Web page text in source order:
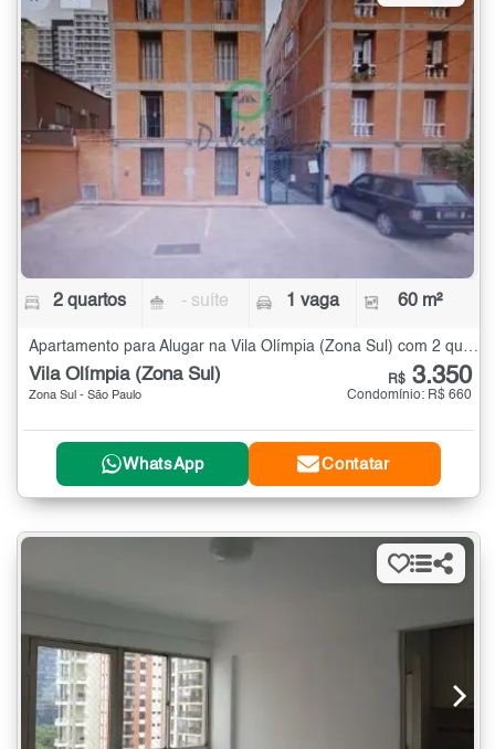
2 quartos - suíte 1 vaga 60 m²
Apartamento para Alugar na Vila Olímpia (Zona Sul) com 2 quartos - 60 m²
Vila Olímpia (Zona Sul)
Zona Sul - São Paulo
R$ 3.350
Condomínio: R$ 660
WhatsApp Contatar